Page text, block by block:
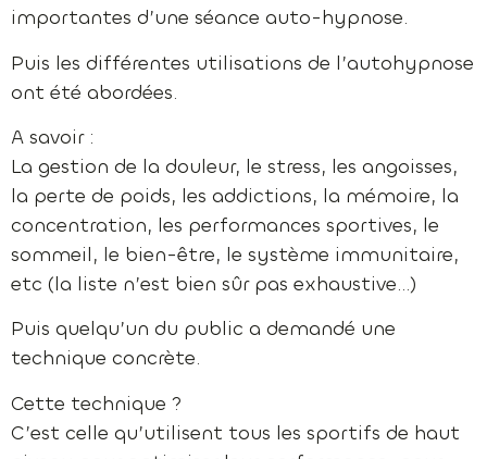
importantes d’une séance auto-hypnose.
Puis les différentes utilisations de l’autohypnose
ont été abordées.
A savoir :
La gestion de la douleur, le stress, les angoisses,
la perte de poids, les addictions, la mémoire, la
concentration, les performances sportives, le
sommeil, le bien-être, le système immunitaire,
etc (la liste n’est bien sûr pas exhaustive…)
Puis quelqu’un du public a demandé une
technique concrète.
Cette technique ?
C’est celle qu’utilisent tous les sportifs de haut